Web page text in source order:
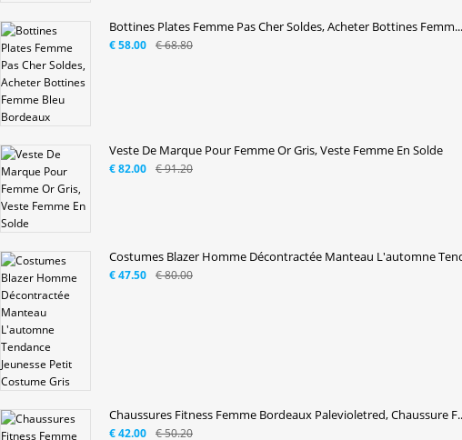
Bottines Plates Femme Pas Cher Soldes, Acheter Bottines Femm...
€ 68.80
€ 58.00
Veste De Marque Pour Femme Or Gris, Veste Femme En Solde
€ 91.20
€ 82.00
Costumes Blazer Homme Décontractée Manteau L'automne
€ 80.00
€ 47.50
Chaussures Fitness Femme Bordeaux Palevioletred, Chaussure
€ 50.20
€ 42.00